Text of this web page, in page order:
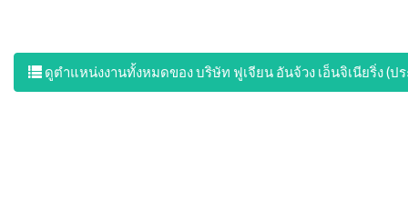
ดูตำแหน่งงานทั้งหมดของ บริษัท ฟูเจียน อันจ้วง เอ็นจิเนียริ่ง (ป